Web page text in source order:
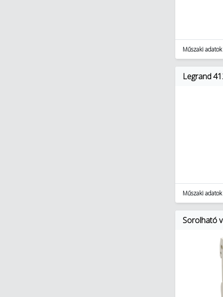
Műszaki adatok
Legrand
Műszaki adatok
Sorolható